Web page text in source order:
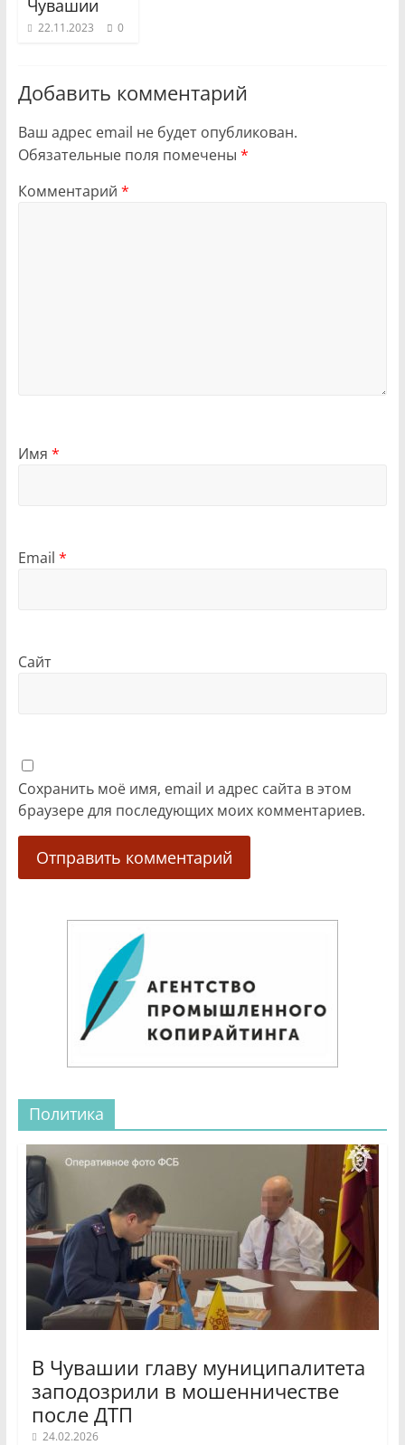
Чувашии
22.11.2023 0
Добавить комментарий
Ваш адрес email не будет опубликован.
Обязательные поля помечены *
Комментарий *
Имя *
Email *
Сайт
Сохранить моё имя, email и адрес сайта в этом
браузере для последующих моих комментариев.
Политика
В Чувашии главу муниципалитета
заподозрили в мошенничестве
после ДТП
24.02.2026